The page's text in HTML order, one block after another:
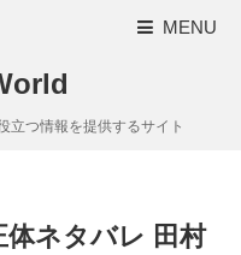
MENU
立つ情報を提供するサイト
ネタバレ 田村